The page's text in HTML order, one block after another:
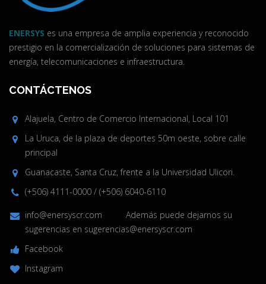
ENERSYS es una empresa de amplia experiencia y reconocido
prestigio en la comercialización de soluciones para sistemas de
energía, telecomunicaciones e infraestructura.
CONTÁCTENOS
Alajuela, Centro de Comercio Internacional, Local 101
La Uruca, de la plaza de deportes 50m oeste, sobre calle
principal
Guanacaste, Santa Cruz, frente a la Universidad Ulicori.
(+506) 4111-0000 / (+506) 6040-6110
info@enersyscr.com
Además puede dejarnos su
sugerencias en sugerencias@enersyscr.com
Facebook
Instagram